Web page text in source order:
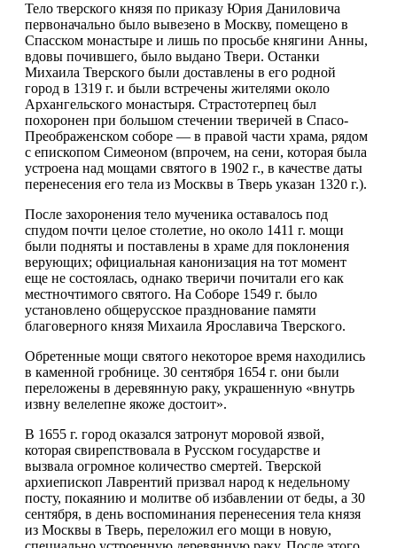
Тело тверского князя по приказу Юрия Даниловича
первоначально было вывезено в Москву, помещено в
Спасском монастыре и лишь по просьбе княгини Анны,
вдовы почившего, было выдано Твери. Останки
Михаила Тверского были доставлены в его родной
город в 1319 г. и были встречены жителями около
Архангельского монастыря. Страстотерпец был
похоронен при большом стечении тверичей в Спасо-
Преображенском соборе — в правой части храма, рядом
с епископом Симеоном (впрочем, на сени, которая была
устроена над мощами святого в 1902 г., в качестве даты
перенесения его тела из Москвы в Тверь указан 1320 г.).
После захоронения тело мученика оставалось под
спудом почти целое столетие, но около 1411 г. мощи
были подняты и поставлены в храме для поклонения
верующих; официальная канонизация на тот момент
еще не состоялась, однако тверичи почитали его как
местночтимого святого. На Соборе 1549 г. было
установлено общерусское празднование памяти
благоверного князя Михаила Ярославича Тверского.
Обретенные мощи святого некоторое время находились
в каменной гробнице. 30 сентября 1654 г. они были
переложены в деревянную раку, украшенную «внутрь
извну велелепне якоже достоит».
В 1655 г. город оказался затронут моровой язвой,
которая свирепствовала в Русском государстве и
вызвала огромное количество смертей. Тверской
архиепископ Лаврентий призвал народ к недельному
посту, покаянию и молитве об избавлении от беды, а 30
сентября, в день воспоминания перенесения тела князя
из Москвы в Тверь, переложил его мощи в новую,